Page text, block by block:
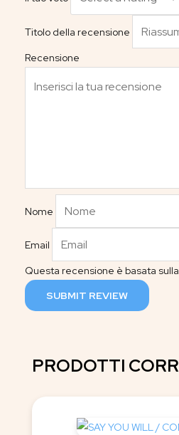
Titolo della recensione
Recensione
Nome
Email
Questa recensione è basata
SUBMIT REVIEW
PRODOTTI